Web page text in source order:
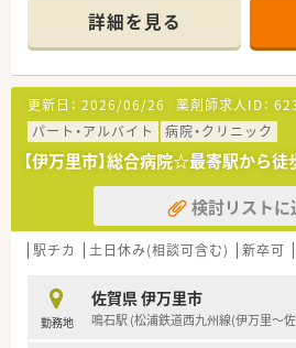
■平均残業時間は月5時間程度です
能です。
■紙カルテですが、オーダリングシ
■分包機はトーショーの大型の機械
剤分包機）
＜業務内容＞
■病棟での1ヵ月あたりの服薬指導
は増やしていきたい意向です
■薬剤師は常時1名体制、助手さん1
■オンコール対応はございません。
＜福利厚生も充実＞
■住宅手当：上限20,000円
■家族手当：上限4,000円
詳細を見る
更新日： 2026/06/26 薬剤師求人ID：
パート・アルバイト
病院・クリニック
【伊万里市】総合病院☆最寄駅から
検討リストに
駅チカ 土日休み(相談可含む) 新卒可
勤務地
佐賀県 伊万里市
鳴石駅 (松浦鉄道西九州線(伊万里～